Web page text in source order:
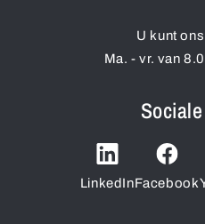
U kunt
Ma. - vr. van
LinkedInFacebook